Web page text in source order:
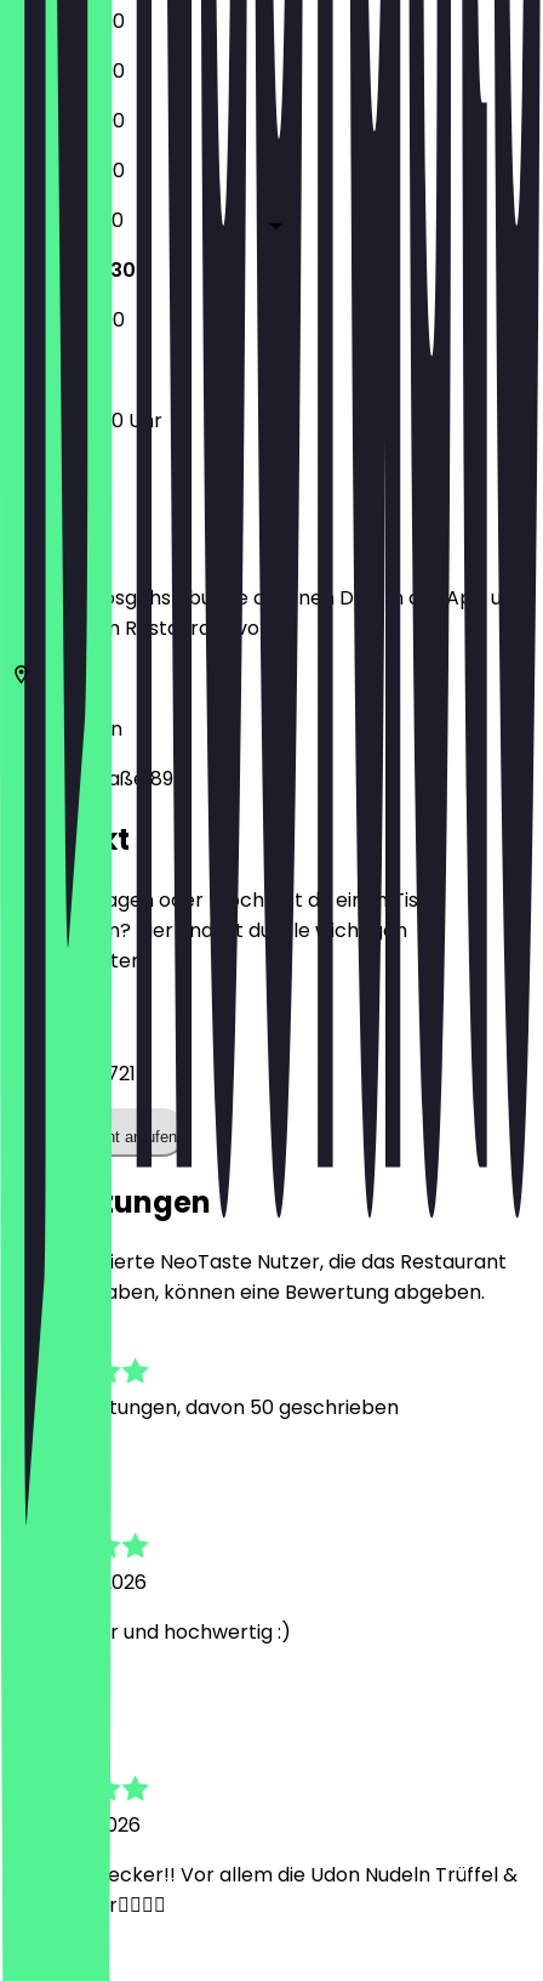
12:00 - 22:00
12:00 - 22:00
12:00 - 22:00
12:00 - 22:00
12:00 - 22:30
12:00 - 22:30
12:00 - 22:00
12:00 - 22:30 Uhr
Bevor du losgehst, buche dir einen Deal in der App und
zeige ihn im Restaurant vor.
Berlin
Kollwitzstraße 89
Kontakt
Hast du Fragen oder möchtest du einen Tisch
reservieren? Hier findest du alle wichtigen
Kontaktdaten.
03047489721
Restaurant anrufen
Bewertungen
Nur registrierte NeoTaste Nutzer, die das Restaurant
besucht haben, können eine Bewertung abgeben.
328
Bewertungen, davon 50 geschrieben
Friederike
6. August 2026
Sehr lecker und hochwertig :)
1. August 2026
Suuuuper lecker!! Vor allem die Udon Nudeln Trüffel &
Miso Butter❤️‍🔥❤️‍🔥